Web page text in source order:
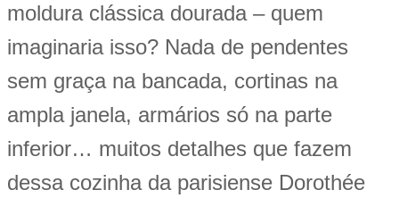
moldura clássica dourada – quem
imaginaria isso? Nada de pendentes
sem graça na bancada, cortinas na
ampla janela, armários só na parte
inferior… muitos detalhes que fazem
dessa cozinha da parisiense Dorothée